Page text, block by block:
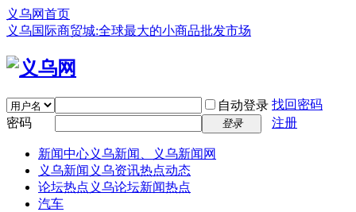
义乌网首页
义乌国际商贸城:全球最大的小商品批发市场
自动登录 找回密码
密码
登录 注册
新闻中心义乌新闻、义乌新闻网
义乌新闻 义乌资讯热点动态
论坛热点 义乌论坛新闻热点
汽车